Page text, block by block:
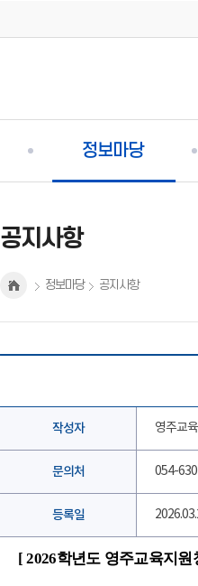
정보마당
정보마당 공지사항
공지사항
작성자 영주교
문의처 054-
등록일
[ 2026학년도 영주교육지